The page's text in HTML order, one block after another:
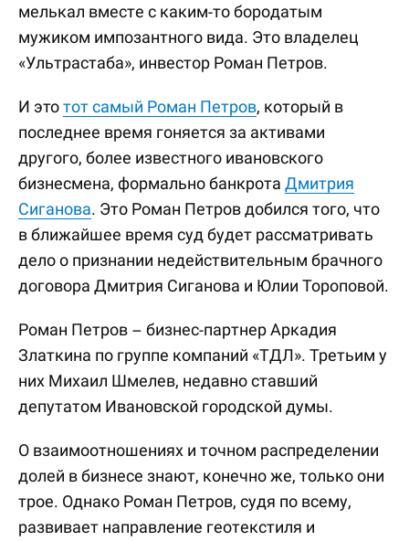
мелькал вместе с каким-то бородатым
мужиком импозантного вида. Это владелец
«Ультрастаба», инвестор Роман Петров.
И этотот самый Роман Петров, который в
последнее время гоняется за активами
другого, более известного ивановского
бизнесмена, формально банкрота Дмитрия
Сиганова. Это Роман Петров добился того, что
в ближайшее время суд будет рассматривать
дело о признании недействительным брачного
договора Дмитрия Сиганова и Юлии Тороповой.
Роман Петров – бизнес-партнер Аркадия
Златкина по группе компаний «ТДЛ». Третьим у
них Михаил Шмелев, недавно ставший
депутатом Ивановской городской думы.
О взаимоотношениях и точном распределении
долей в бизнесе знают, конечно же, только они
трое. Однако Роман Петров, судя по всему,
развивает направление геотекстиля и